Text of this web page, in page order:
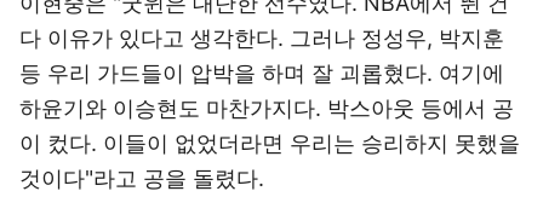
다 이유가 있다고 생각한다. 그러나 정성우, 박지훈
등 우리 가드들이 압박을 하며 잘 괴롭혔다. 여기에
하윤기와 이승현도 마찬가지다. 박스아웃 등에서 공
이 컸다. 이들이 없었더라면 우리는 승리하지 못했을
것이다"라고 공을 돌렸다.